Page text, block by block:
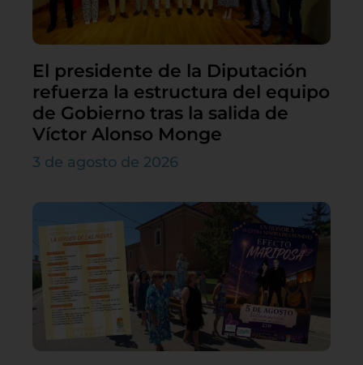
El presidente de la Diputación
refuerza la estructura del equipo
de Gobierno tras la salida de
Víctor Alonso Monge
3 de agosto de 2026